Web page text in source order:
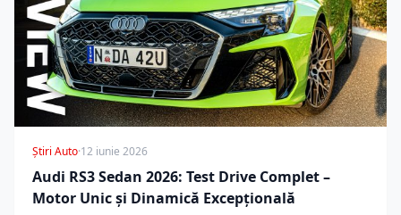
Știri Auto·12 iunie 2026
Audi RS3 Sedan 2026: Test Drive Complet –
Motor Unic și Dinamică Excepțională